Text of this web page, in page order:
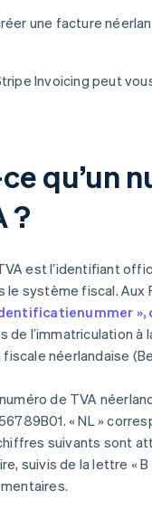
une facture
Invoicing peut
qu’un
?
est l’identifiant
le système fiscal. Aux
»,
de l’immatriculation à
fiscale néerlandaise
de TVA
« NL »
suivants sont
suivis de la lettre « B